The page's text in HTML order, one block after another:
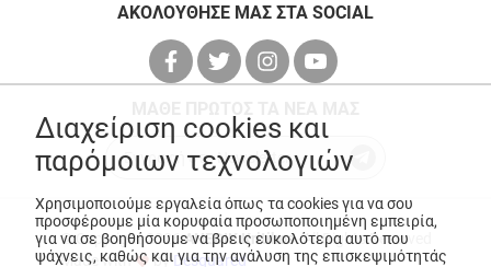
ΑΚΟΛΟΥΘΗΣΕ ΜΑΣ ΣΤΑ SOCIAL
© Copyright 2026ANEDIK Kritikos. All Rights Reserved
Made with
byDesquared
Διαχείριση cookies και
παρόμοιων τεχνολογιών
Χρησιμοποιούμε εργαλεία όπως τα cookies για να σου
προσφέρουμε μία κορυφαία προσωποποιημένη εμπειρία,
για να σε βοηθήσουμε να βρεις ευκολότερα αυτό που
ψάχνεις, καθώς και για την ανάλυση της επισκεψιμότητάς